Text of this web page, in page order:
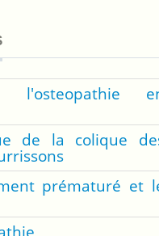
l'osteopathie
de la colique
prématuré et